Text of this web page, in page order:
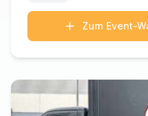
Zum Event-